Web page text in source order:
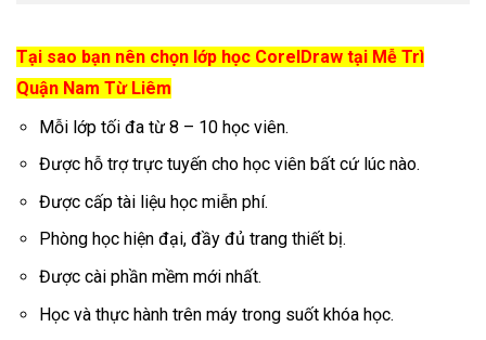
Tại sao bạn nên chọn lớp học CorelDraw tại Mễ Trì
Quận Nam Từ Liêm
Mỗi lớp tối đa từ 8 – 10 học viên.
Được hỗ trợ trực tuyến cho học viên bất cứ lúc nào.
Được cấp tài liệu học miễn phí.
Phòng học hiện đại, đầy đủ trang thiết bị.
Được cài phần mềm mới nhất.
Học và thực hành trên máy trong suốt khóa học.